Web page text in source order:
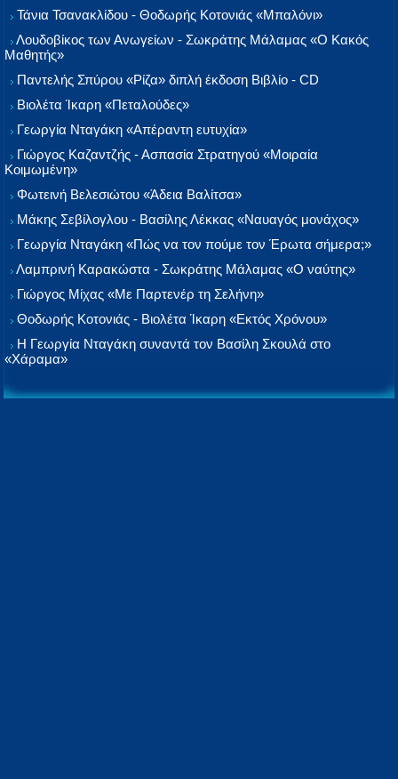
Τάνια Τσανακλίδου - Θοδωρής Κοτονιάς «Μπαλόνι»
Λουδοβίκος των Ανωγείων - Σωκράτης Μάλαμας «Ο Κακός
Μαθητής»
Παντελής Σπύρου «Ρίζα» διπλή έκδοση Βιβλίο - CD
Βιολέτα Ίκαρη «Πεταλούδες»
Γεωργία Νταγάκη «Aπέραντη ευτυχία»
Γιώργος Καζαντζής - Ασπασία Στρατηγού «Μοιραία
Κοιμωμένη»
Φωτεινή Βελεσιώτου «Άδεια Βαλίτσα»
Μάκης Σεβίλογλου - Βασίλης Λέκκας «Ναυαγός μονάχος»
Γεωργία Νταγάκη «Πώς να τον πούμε τον Έρωτα σήμερα;»
Λαμπρινή Καρακώστα - Σωκράτης Μάλαμας «Ο ναύτης»
Γιώργος Μίχας «Με Παρτενέρ τη Σελήνη»
Θοδωρής Κοτονιάς - Βιολέτα Ίκαρη «Εκτός Χρόνου»
Η Γεωργία Νταγάκη συναντά τον Βασίλη Σκουλά στο
«Χάραμα»